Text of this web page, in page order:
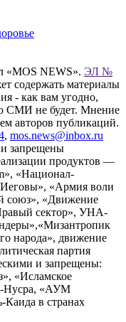
«MOS NEWS». ЭЛ №
содержать материалы
- как вам угодно,
СМИ не будет. Мнение
авторов публикаций.
, mos.news@inbox.ru
запрещены
продуктов —
«Национал-
Иеговы», «Армия воли
союз», «Движение
сектор», УНА-
народа», движение
партия
и запрещены:
«Исламское
Нусра, «АУМ
Каида в странах